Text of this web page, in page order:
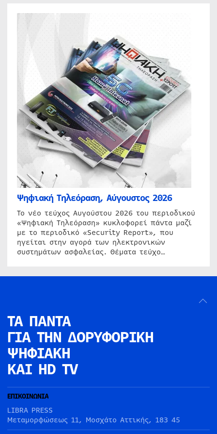
Ψηφιακή Τηλεόραση, Αύγουστος 2026
Το νέο τεύχος Αυγούστου 2026 του περιοδικού
«Ψηφιακή Τηλεόραση» κυκλοφορεί πάντα μαζί
με το περιοδικό «Security Report», που
ηγείται στην αγορά των ηλεκτρονικών
συστημάτων ασφαλείας. Θέματα τεύχο…
ΤΑ ΠΑΝΤΑ
ΓΙΑ ΤΗΝ ΔΟΡΥΦΟΡΙΚΗ
ΨΗΦΙΑΚΗ
ΚΑΙ HD TV
ΕΠΙΚΟΙΝΩΝΙΑ
LIBRA PRESS
Μεταμορφώσεως 11, Μοσχάτο Αττικής, 183 45